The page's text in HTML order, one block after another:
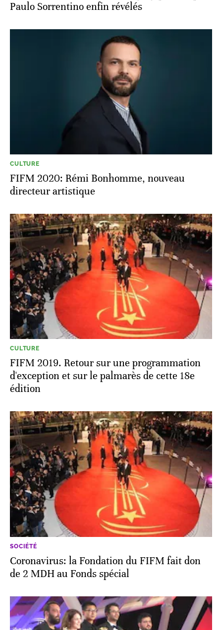
Paulo Sorrentino enfin révélés
CULTURE
FIFM 2020: Rémi Bonhomme, nouveau
directeur artistique
CULTURE
FIFM 2019. Retour sur une programmation
d'exception et sur le palmarès de cette 18e
édition
SOCIÉTÉ
Coronavirus: la Fondation du FIFM fait don
de 2 MDH au Fonds spécial